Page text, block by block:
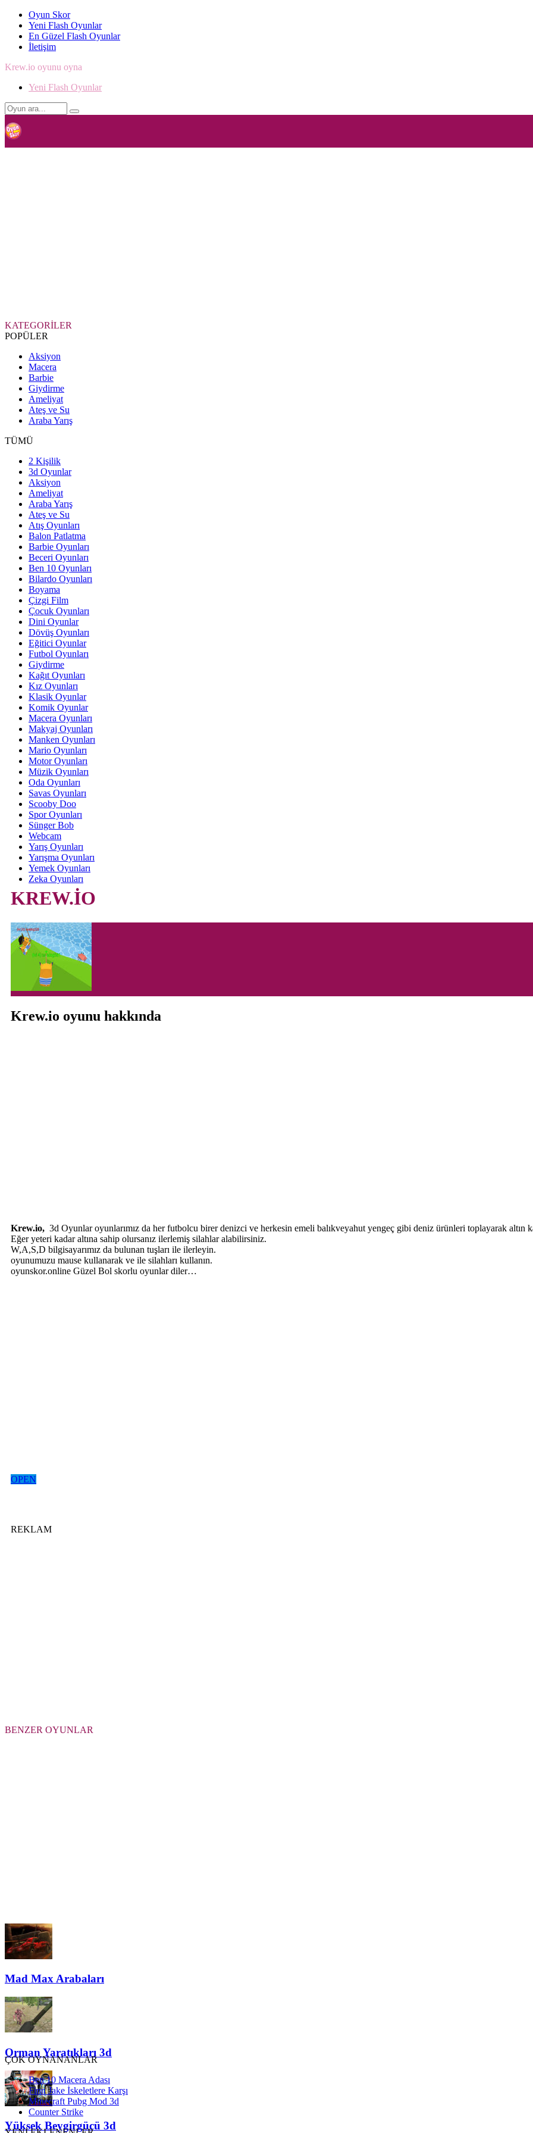
Oyun Skor
Yeni Flash Oyunlar
En Güzel Flash Oyunlar
İletişim
Krew.io oyunu oyna
Yeni Flash Oyunlar
KATEGORİLER
POPÜLER
Aksiyon
Macera
Barbie
Giydirme
Ameliyat
Ateş ve Su
Araba Yarış
TÜMÜ
2 Kişilik
3d Oyunlar
Aksiyon
Ameliyat
Araba Yarış
Ateş ve Su
Atış Oyunları
Balon Patlatma
Barbie Oyunları
Beceri Oyunları
Ben 10 Oyunları
Bilardo Oyunları
Boyama
Çizgi Film
Çocuk Oyunları
Dini Oyunlar
Dövüş Oyunları
Eğitici Oyunlar
Futbol Oyunları
Giydirme
Kağıt Oyunları
Kız Oyunları
Klasik Oyunlar
Komik Oyunlar
Macera Oyunları
Makyaj Oyunları
Manken Oyunları
Mario Oyunları
Motor Oyunları
Müzik Oyunları
Oda Oyunları
Savas Oyunları
Scooby Doo
Spor Oyunları
Sünger Bob
Webcam
Yarış Oyunları
Yarışma Oyunları
Yemek Oyunları
Zeka Oyunları
KREW.İO
Krew.io oyunu hakkında
Krew.io, 3d Oyunlar oyunlarımız da her futbolcu birer denizci ve herkesin emeli balıkveyahut yengeç gibi deniz ürünleri toplayarak altın
Eğer yeteri kadar altına sahip olursanız ilerlemiş silahlar alabilirsiniz.
W,A,S,D bilgisayarımız da bulunan tuşları ile ilerleyin.
oyunumuzu mause kullanarak ve ile silahları kullanın.
oyunskor.online Güzel Bol skorlu oyunlar diler…
OPEN
REKLAM
BENZER OYUNLAR
Mad Max Arabaları
Orman Yaratıkları 3d
Yüksek Beygirgücü 3d
ÇOK OYNANANLAR
Ben 10 Macera Adası
Finn Jake İskeletlere Karşı
Minecraft Pubg Mod 3d
Counter Strike